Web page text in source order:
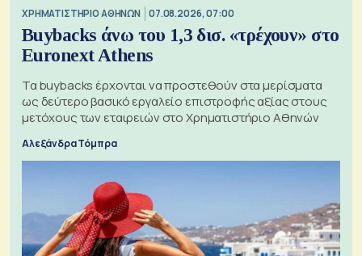
XΡΗΜΑΤΙΣΤΗΡΙΟ ΑΘΗΝΩΝ 07.08.2026, 07:00
Buybacks άνω του 1,3 δισ. «τρέχουν» στο
Euronext Athens
Τα buybacks έρχονται να προστεθούν στα μερίσματα
ως δεύτερο βασικό εργαλείο επιστροφής αξίας στους
μετόχους των εταιρειών στο Χρηματιστήριο Αθηνών
Αλεξάνδρα Τόμπρα